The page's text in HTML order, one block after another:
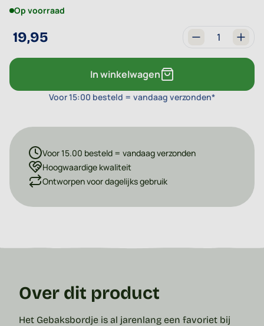
Op voorraad
19,95
In winkelwagen
Voor 15:00 besteld = vandaag verzonden*
Voor 15.00 besteld = vandaag verzonden
Hoogwaardige kwaliteit
Ontworpen voor dagelijks gebruik
Over dit product
Het Gebaksbordje is al jarenlang een favoriet bij